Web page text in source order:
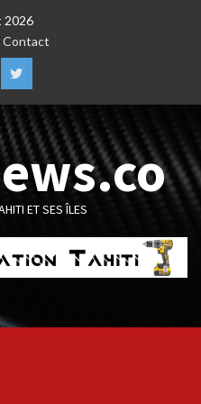
2026
Contact
Twitter
ET SES ÎLES